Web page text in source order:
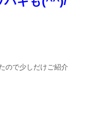
ので少しだけご紹介